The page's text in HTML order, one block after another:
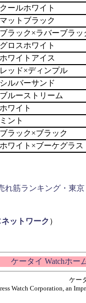
クールホワイト
マットブラック
ブラック×ラバーブラッ
グロスホワイト
ホワイトアイス
レッド×ディンプル
シルバーサンド
ブルーストリーム
ホワイト
ミント
ブラック×ブラック
ホワイト×ブーケグラス
れ筋ランキング・東
ットワーク ）
ケータイ Watchホー
ケー
Watch Corporation, an